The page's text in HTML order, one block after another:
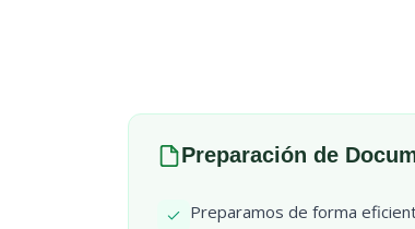
Preparación de
Preparamos de forma